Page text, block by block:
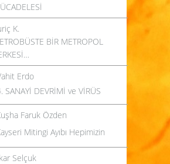
K.
BİR METROPOL
Erdo
SANAYİ DEVRİMİ ve VİRÜS
Faruk Özden
Mitingi Ayıbı Hepimizin
Selçuk